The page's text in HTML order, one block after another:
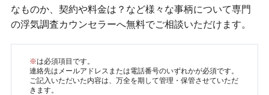
なものか、契約や料金は？など様々な事柄について専門
の浮気調査カウンセラーへ無料でご相談いただけます。
※は必須項目です。
連絡先はメールアドレスまたは電話番号のいずれかが必須です。
ご記入いただいた内容は、万全を期して管理・保管させていただ
きます。